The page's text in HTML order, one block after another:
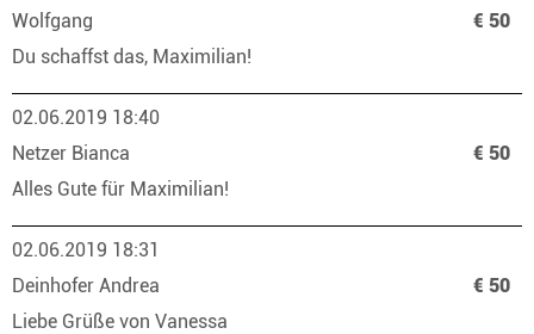
Wolfgang
€ 50
Du schaffst das, Maximilian!
02.06.2019 18:40
Netzer Bianca
€ 50
Alles Gute für Maximilian!
02.06.2019 18:31
Deinhofer Andrea
€ 50
Liebe Grüße von Vanessa